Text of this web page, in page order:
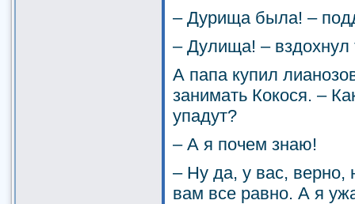
– Дурища была! –
– Дулища! – вздохнул
А папа купил
занимать Кокося. –
упадут?
– А я почем знаю!
– Ну да, у вас, верно,
вам все равно. А я